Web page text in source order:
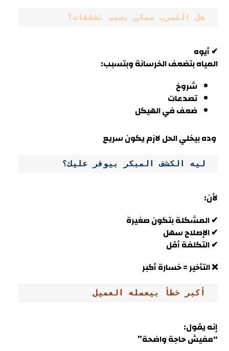
هل التسرب ممكن يسبب تشققات؟
✔ أيوه
المياه بتضعف الخرسانة وبتسبب:
شروخ
تصدعات
ضعف في الهيكل
وده بيخلي الحل لازم يكون سريع
ليه الكشف المبكر بيوفر عليك؟
لأن:
✔ المشكلة بتكون صغيرة
✔ الإصلاح سهل
✔ التكلفة أقل
❌ التأخير = خسارة أكبر
أكبر خطأ بيعمله العميل
إنه يقول:
“مفيش حاجة واضحة”